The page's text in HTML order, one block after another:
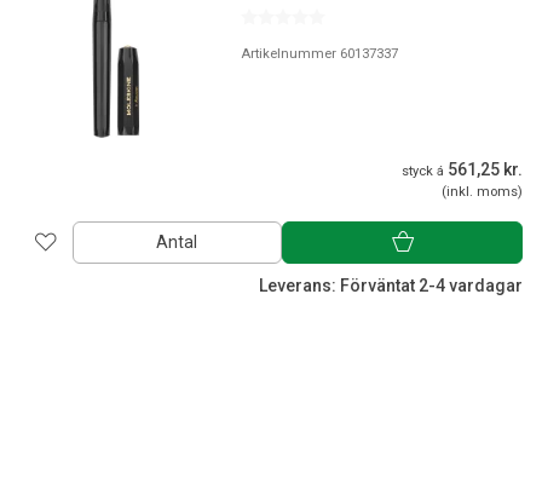
Artikelnummer 60137337
styck á 561,25 kr.
(inkl. moms)
Antal
Leverans: Förväntat 2-4 vardagar